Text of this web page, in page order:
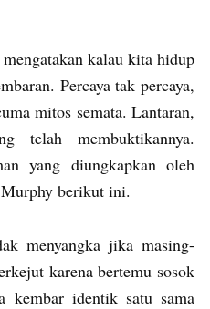
kalau kita hidup
Percaya tak percaya,
mitos semata. Lantaran,
telah membuktikannya.
yang diungkapkan oleh
berikut ini.
menyangka jika masing-
karena bertemu sosok
kembar identik satu sama